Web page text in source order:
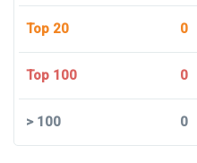
Top 20 0
Top 100 0
>100 0